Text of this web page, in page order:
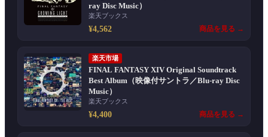
ray Disc Music）
楽天ブックス
¥4,562 商品を見る →
楽天市場
FINAL FANTASY XIV Original Soundtrack
Best Album（映像付サントラ／Blu-ray Disc
Music）
楽天ブックス
¥4,400 商品を見る →